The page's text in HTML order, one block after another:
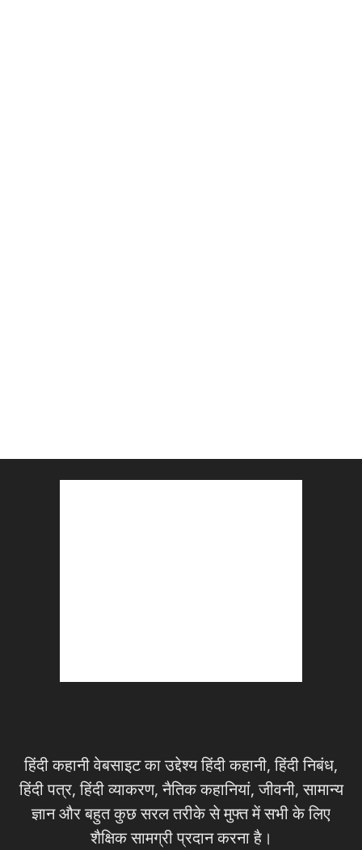
हिंदी कहानी वेबसाइट का उद्देश्य हिंदी कहानी, हिंदी निबंध,
हिंदी पत्र, हिंदी व्याकरण, नैतिक कहानियां, जीवनी, सामान्य
ज्ञान और बहुत कुछ सरल तरीके से मुफ्त में सभी के लिए
शैक्षिक सामग्री प्रदान करना है।